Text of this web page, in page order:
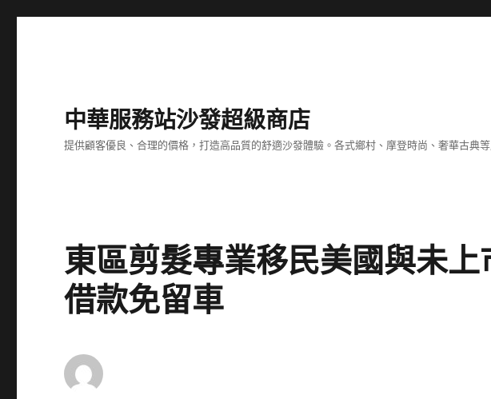
中華服務站沙發超級商店
提供顧客優良、合理的價格，打造高品質的舒適沙發體驗。各式鄉村、摩登時尚、奢華古典
東區剪髮專業移民美國與未
借款免留車